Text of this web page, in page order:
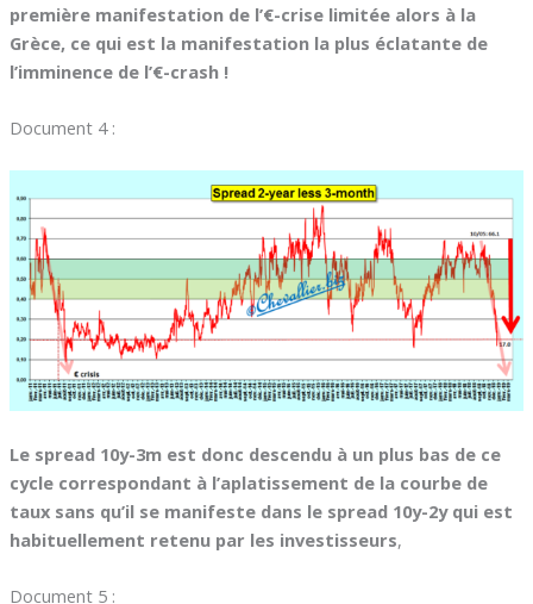
première manifestation de l’€-crise limitée alors à la
Grèce, ce qui est la manifestation la plus éclatante de
l’imminence de l’€-crash !
Document 4 :
Le spread 10y-3m est donc descendu à un plus bas de ce
cycle correspondant à l’aplatissement de la courbe de
taux sans qu’il se manifeste dans le spread 10y-2y qui est
habituellement retenu par les investisseurs,
Document 5 :